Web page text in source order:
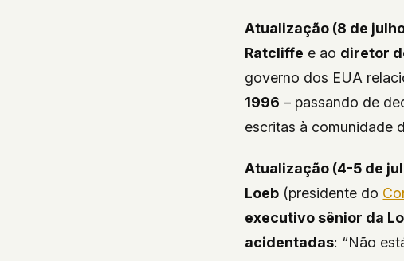
Atualização (8 de
Ratcliffe e ao diretor
governo dos EUA
1996 – passando de
escritas à comunidade
Atualização (4-5 de
Loeb (presidente do
executivo sênior da
acidentadas: “Não